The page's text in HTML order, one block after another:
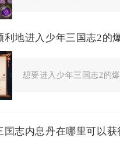
利地进入少年三国志2的
想要进入少年三国志2的
国志内息丹在哪里可以获